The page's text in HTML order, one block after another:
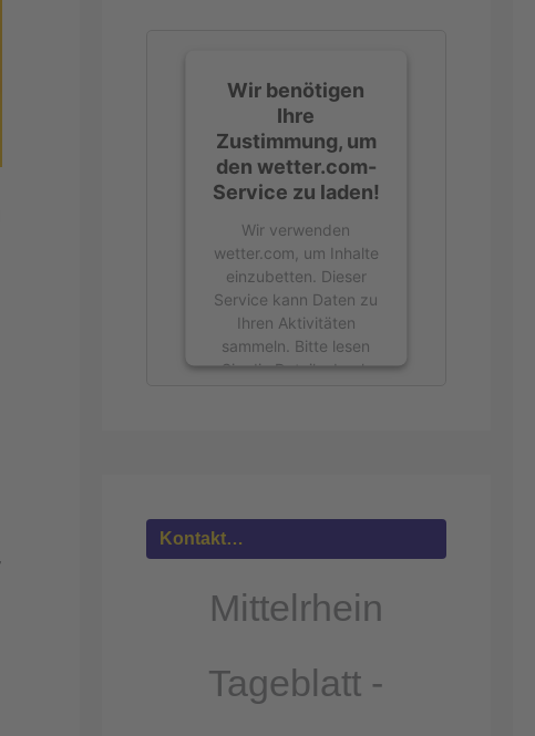
Wir benötigen
Ihre
Zustimmung, um
den wetter.com-
Service zu laden!
Wir verwenden
wetter.com, um Inhalte
einzubetten. Dieser
Service kann Daten zu
Ihren Aktivitäten
sammeln. Bitte lesen
Sie die Details durch
Informationen
powered by
& eRecht24
Kontakt…
Mittelrhein
Tageblatt -